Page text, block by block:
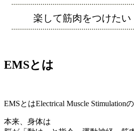
楽して筋肉をつけたい
EMSとは
EMSとはElectrical Muscle
本来、身体は